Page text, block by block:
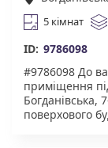
5 кімнат
ID: 9786098
#9786098 До
приміщення
Богданівська,
поверхового